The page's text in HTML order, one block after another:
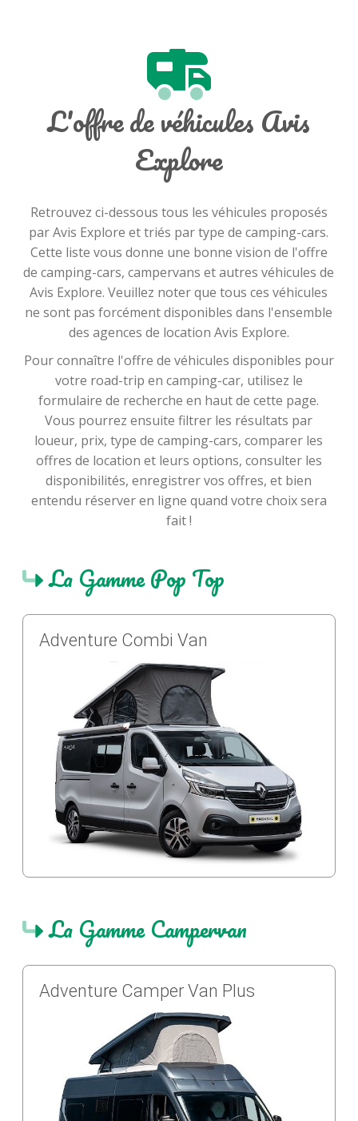
L'offre de véhicules Avis
Explore
Retrouvez ci-dessous tous les véhicules proposés
par Avis Explore et triés par type de camping-cars.
Cette liste vous donne une bonne vision de l'offre
de camping-cars, campervans et autres véhicules de
Avis Explore. Veuillez noter que tous ces véhicules
ne sont pas forcément disponibles dans l'ensemble
des agences de location Avis Explore.
Pour connaître l'offre de véhicules disponibles pour
votre road-trip en camping-car, utilisez le
formulaire de recherche en haut de cette page.
Vous pourrez ensuite filtrer les résultats par
loueur, prix, type de camping-cars, comparer les
offres de location et leurs options, consulter les
disponibilités, enregistrer vos offres, et bien
entendu réserver en ligne quand votre choix sera
fait !
La Gamme Pop Top
Adventure Combi Van
La Gamme Campervan
Adventure Camper Van Plus